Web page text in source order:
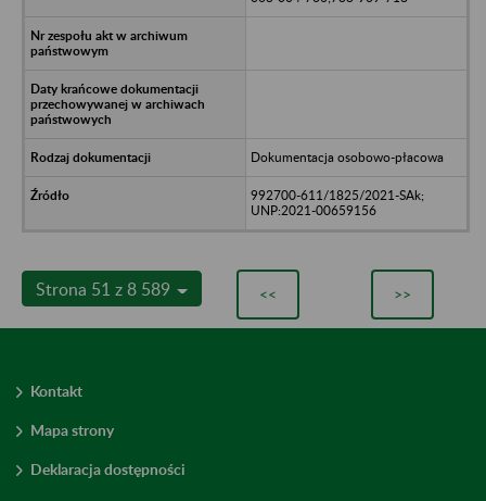
Dokumentacja osobowo-płacowa
992700-611/1825/2021-SAk;
UNP:2021-00659156
Strona 51 z 8 589 << >>
Kontakt
Mapa strony
Deklaracja dostępności